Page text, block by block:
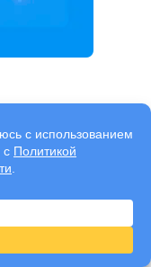
быстрее